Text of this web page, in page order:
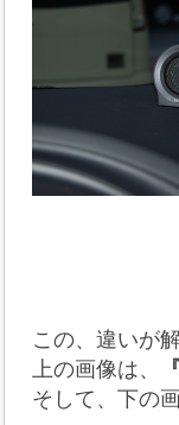
この、違いが
上の画像は、
そして、下の